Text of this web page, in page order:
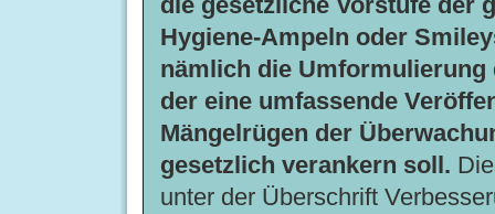
Hygiene-Ampeln oder
nämlich die Umformulierung
der eine umfassende
Mängelrügen der
gesetzlich verankern soll.
unter der Überschrift